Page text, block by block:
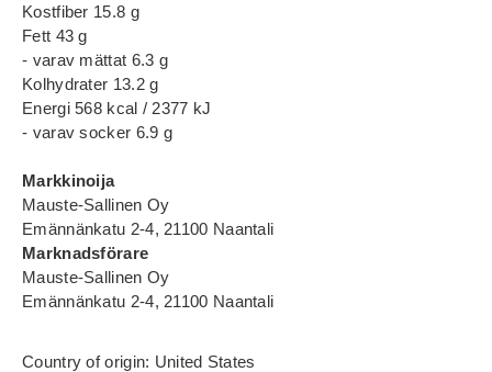
Kostfiber 15.8 g
Fett 43 g
- varav mättat 6.3 g
Kolhydrater 13.2 g
Energi 568 kcal / 2377 kJ
- varav socker 6.9 g
Markkinoija
Mauste-Sallinen Oy
Emännänkatu 2-4, 21100 Naantali
Marknadsförare
Mauste-Sallinen Oy
Emännänkatu 2-4, 21100 Naantali
Country of origin: United States